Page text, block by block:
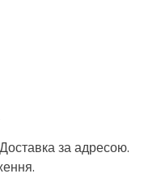
за адресою.